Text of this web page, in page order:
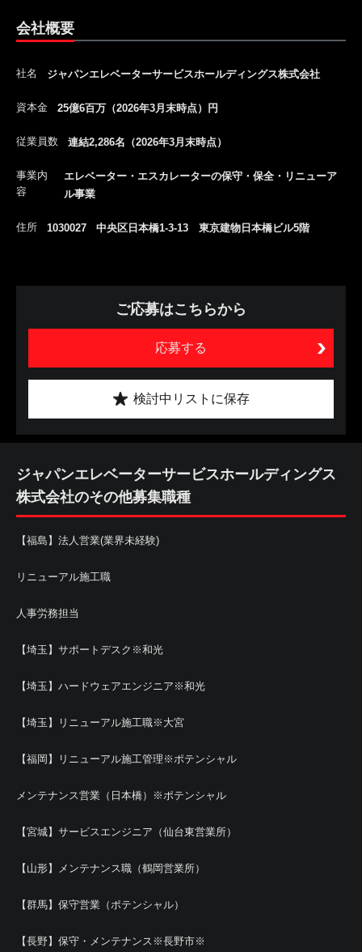
会社概要
社名 ジャパンエレベーターサービスホールディングス株式会社
資本金 25億6百万（2026年3月末時点）円
従業員数 連結2,286名（2026年3月末時点）
事業内
容
エレベーター・エスカレーターの保守・保全・リニューア
ル事業
住所 1030027 中央区日本橋1-3-13 東京建物日本橋ビル5階
ご応募はこちらから
応募する
検討中リストに保存
ジャパンエレベーターサービスホールディングス
株式会社のその他募集職種
【福島】法人営業(業界未経験)
リニューアル施工職
人事労務担当
【埼玉】サポートデスク※和光
【埼玉】ハードウェアエンジニア※和光
【埼玉】リニューアル施工職※大宮
【福岡】リニューアル施工管理※ポテンシャル
メンテナンス営業（日本橋）※ポテンシャル
【宮城】サービスエンジニア（仙台東営業所）
【山形】メンテナンス職（鶴岡営業所）
【群馬】保守営業（ポテンシャル）
【長野】保守・メンテナンス※長野市※